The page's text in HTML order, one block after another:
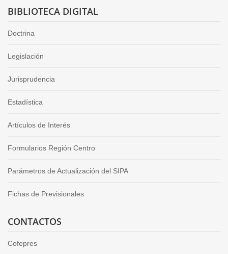
BIBLIOTECA DIGITAL
Doctrina
Legislación
Jurisprudencia
Estadística
Artículos de Interés
Formularios Región Centro
Parámetros de Actualización del SIPA
Fichas de Previsionales
CONTACTOS
Cofepres